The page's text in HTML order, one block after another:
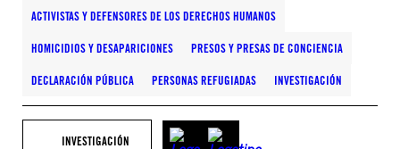
ACTIVISTAS Y DEFENSORES DE LOS DERECHOS HUMANOS
HOMICIDIOS Y DESAPARICIONES PRESOS Y PRESAS DE CONCIENCIA
DECLARACIÓN PÚBLICA PERSONAS REFUGIADAS INVESTIGACIÓN
INVESTIGACIÓN